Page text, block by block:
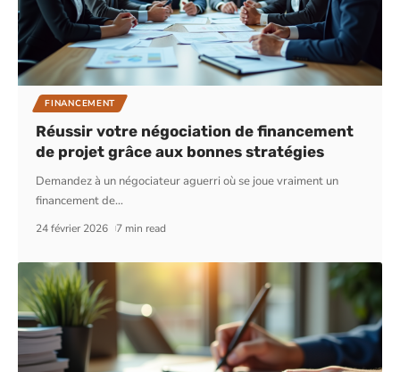
FINANCEMENT
Réussir votre négociation de financement
de projet grâce aux bonnes stratégies
Demandez à un négociateur aguerri où se joue vraiment un
financement de…
24 février 2026 7 min read